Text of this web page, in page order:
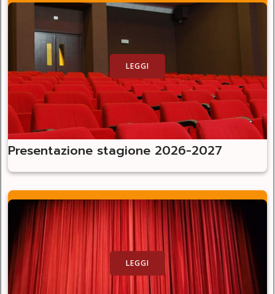
LEGGI
Presentazione stagione 2026-2027
LEGGI